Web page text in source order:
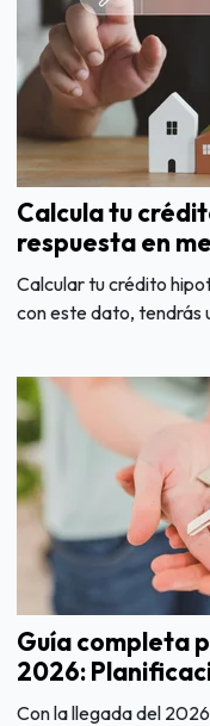
Calcula tu
respuesta en
Calcular tu crédito
con este dato, tendrás
Guía completa
2026:
Con la llegada del